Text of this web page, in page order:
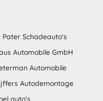
Pater Schadeauto's
Automobile GmbH
Automobile
Autodemontage
auto's